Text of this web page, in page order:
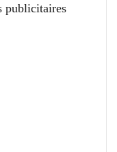
publicitaires